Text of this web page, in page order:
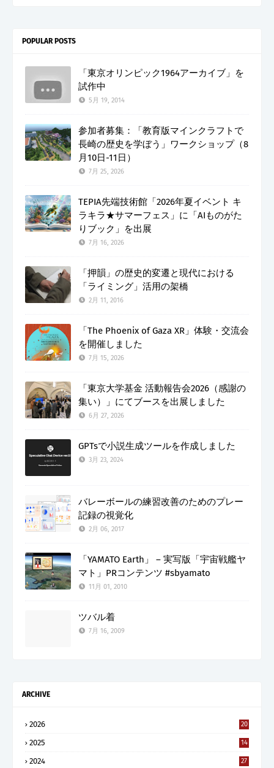
POPULAR POSTS
「東京オリンピック1964アーカイブ」を
試作中
5月 19, 2014
参加者募集：「教育版マインクラフトで
長崎の歴史を学ぼう」ワークショップ（8
月10日-11日）
7月 25, 2026
TEPIA先端技術館「2026年夏イベント キ
ラキラ★サマーフェス」に「AIものがた
りブック」を出展
7月 16, 2026
「押韻」の歴史的変遷と現代における
「ライミング」活用の架橋
2月 11, 2016
「The Phoenix of Gaza XR」体験・交流会
を開催しました
7月 15, 2026
「東京大学基金 活動報告会2026（感謝の
集い）」にてブースを出展しました
6月 27, 2026
GPTsで小説生成ツールを作成しました
3月 23, 2024
バレーボールの練習改善のためのプレー
記録の視覚化
2月 06, 2017
「YAMATO Earth」 – 実写版「宇宙戦艦ヤ
マト」PRコンテンツ #sbyamato
11月 01, 2010
ツバル着
7月 16, 2009
ARCHIVE
2026 20
2025 14
2024 27